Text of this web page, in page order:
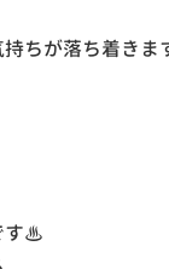
ちが落ち着きま
す♨